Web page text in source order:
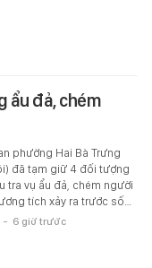
ẩu đả, chém
phường Hai Bà Trưng
đã tạm giữ 4 đối tượng
tra vụ ẩu đả, chém người
tích xảy ra trước số…
- 6 giờ trước